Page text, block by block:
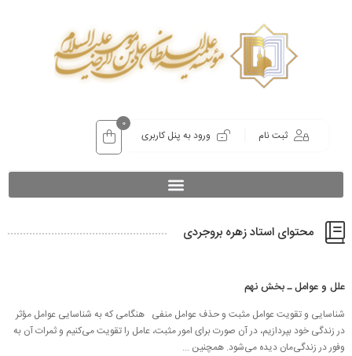
ثبت نام ورود به پنل کاربری
0
محتوای استاد زهره بروجردی
علل و عوامل ـ بخش نهم
شناسایی و تقویت عوامل مثبت و حذف عوامل منفی هنگامی که به شناسایی عوامل مؤثر
در زندگی خود بپردازیم، در آن صورت برای امور مثبت، عامل را تقویت می‌کنیم و ثمرات آن به
وفور در زندگی‌مان دیده می‌شود. همچنین ...